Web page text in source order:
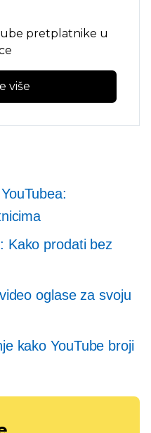
pretplatnike u
više
Kako prodati bez
oglase za svoju
kako YouTube broji